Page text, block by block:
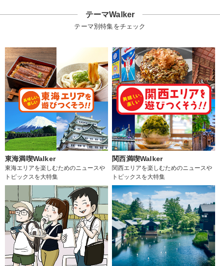
テーマWalker
テーマ別特集をチェック
東海満喫Walker
東海エリアを楽しむためのニュースや
トピックスを大特集
関西満喫Walker
関西エリアを楽しむためのニュースや
トピックスを大特集